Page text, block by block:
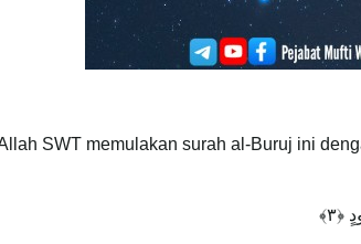
SWT memulakan surah al-Buruj ini